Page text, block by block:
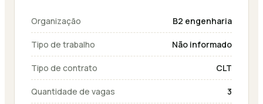
Organização B2 engenharia
Tipo de trabalho Não informado
Tipo de contrato CLT
Quantidade de vagas 3